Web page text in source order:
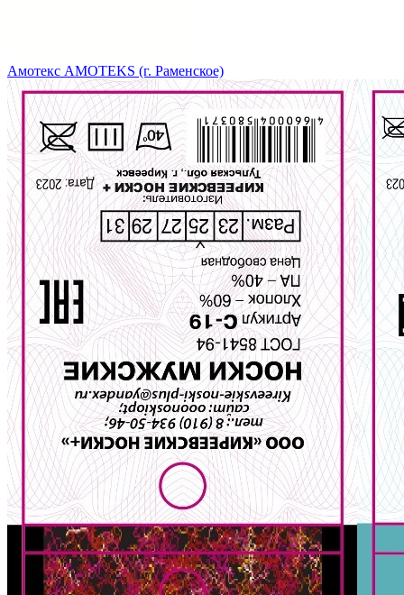
Амотекс AMOTEKS (г. Раменское)